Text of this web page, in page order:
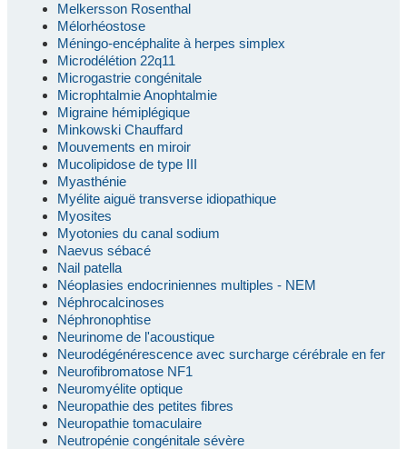
Melkersson Rosenthal
Mélorhéostose
Méningo-encéphalite à herpes simplex
Microdélétion 22q11
Microgastrie congénitale
Microphtalmie Anophtalmie
Migraine hémiplégique
Minkowski Chauffard
Mouvements en miroir
Mucolipidose de type III
Myasthénie
Myélite aiguë transverse idiopathique
Myosites
Myotonies du canal sodium
Naevus sébacé
Nail patella
Néoplasies endocriniennes multiples - NEM
Néphrocalcinoses
Néphronophtise
Neurinome de l'acoustique
Neurodégénérescence avec surcharge cérébrale en fer
Neurofibromatose NF1
Neuromyélite optique
Neuropathie des petites fibres
Neuropathie tomaculaire
Neutropénie congénitale sévère